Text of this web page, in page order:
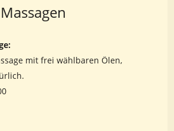
mit frei wählbaren Ölen,